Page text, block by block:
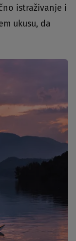
istraživanje i
ukusu, da